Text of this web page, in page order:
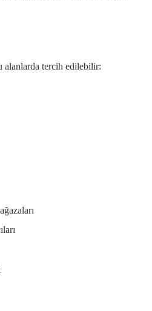
alanlarda tercih edilebilir: